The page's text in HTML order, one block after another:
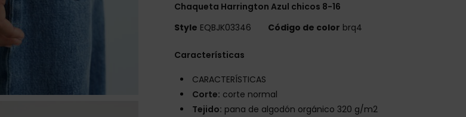
Chaqueta Harrington Azul chicos 8-16
Style EQBJK03346 Código de color brq4
Características
CARACTERÍSTICAS
Corte: corte normal
Tejido: pana de algodón orgánico 320 g/m2